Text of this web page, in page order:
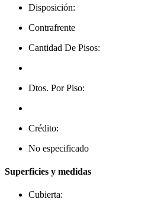
Disposición:
Contrafrente
Cantidad De Pisos:
Dtos. Por Piso:
Crédito:
No especificado
Superficies y medidas
Cubierta: